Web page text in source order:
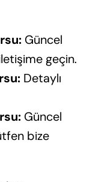
Güncel
geçin.
Detaylı
Güncel
bize